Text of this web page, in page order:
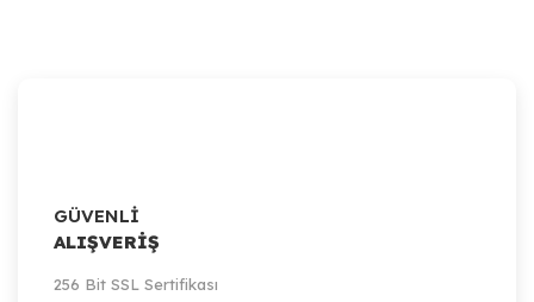
GÜVENLİ
ALIŞVERİŞ
256 Bit SSL Sertifikası